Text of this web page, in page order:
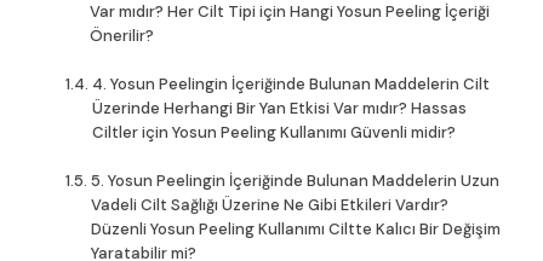
Var mıdır? Her Cilt Tipi için Hangi Yosun Peeling İçeriği
Önerilir?
4. Yosun Peelingin İçeriğinde Bulunan Maddelerin Cilt
Üzerinde Herhangi Bir Yan Etkisi Var mıdır? Hassas
Ciltler için Yosun Peeling Kullanımı Güvenli midir?
5. Yosun Peelingin İçeriğinde Bulunan Maddelerin Uzun
Vadeli Cilt Sağlığı Üzerine Ne Gibi Etkileri Vardır?
Düzenli Yosun Peeling Kullanımı Ciltte Kalıcı Bir Değişim
Yaratabilir mi?